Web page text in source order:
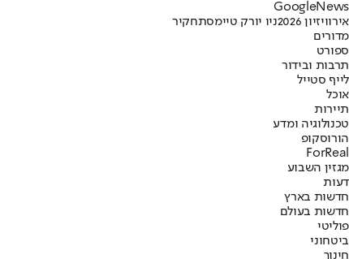
Googl eNews
אירוויזיון 2026
ניו יורק טיימסתחקיר
מדורים
ספורט
תרבות ובידור
לייף סטייל
אוכל
תיירות
טכנולוגיה ומדע
הורוסקופ
ForReal
מגזין השבוע
דעות
חדשות בארץ
חדשות בעולם
פוליטי
ביטחוני
חינוך